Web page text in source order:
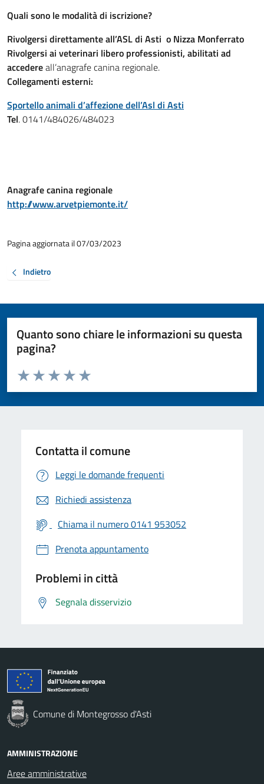
Quali sono le modalità di iscrizione?
Rivolgersi direttamente all’ASL di Asti o Nizza Monferrato
Rivolgersi ai veterinari libero professionisti, abilitati ad
accedereall’anagrafe canina regionale.
Collegamenti esterni:
Sportello animali d’affezione dell’Asl di Asti
Tel. 0141/484026/484023
Anagrafe canina regionale
http://www.arvetpiemonte.it/
Pagina aggiornata il 07/03/2023
Indietro
Quanto sono chiare le informazioni su questa
pagina?
Valuta da 1 a 5 stelle la pagina
Valuta 5 stelle su 5
Valuta 4 stelle su 5
Valuta 3 stelle su 5
Valuta 2 stelle su 5
Valuta 1 stelle su 5
Contatta il comune
Leggi le domande frequenti
Richiedi assistenza
Chiama il numero 0141 953052
Prenota appuntamento
Problemi in città
Segnala disservizio
Comune di Montegrosso d'Asti
AMMINISTRAZIONE
Aree amministrative